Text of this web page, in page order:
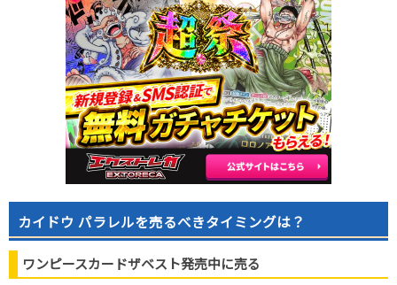
カイドウ パラレルを売るべきタイミングは？
ワンピースカードザベスト発売中に売る